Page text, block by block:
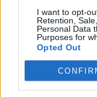
I want to opt-
Retention,
Personal Data
Purposes for
Opted Out